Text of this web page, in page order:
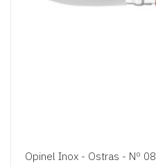
Opinel Inox - Ostras - Nº 08